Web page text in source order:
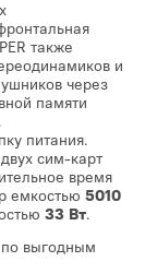
также
и
через
памяти
питания.
сим-карт
время
емкостью 5010
33 Вт.
по выгодным